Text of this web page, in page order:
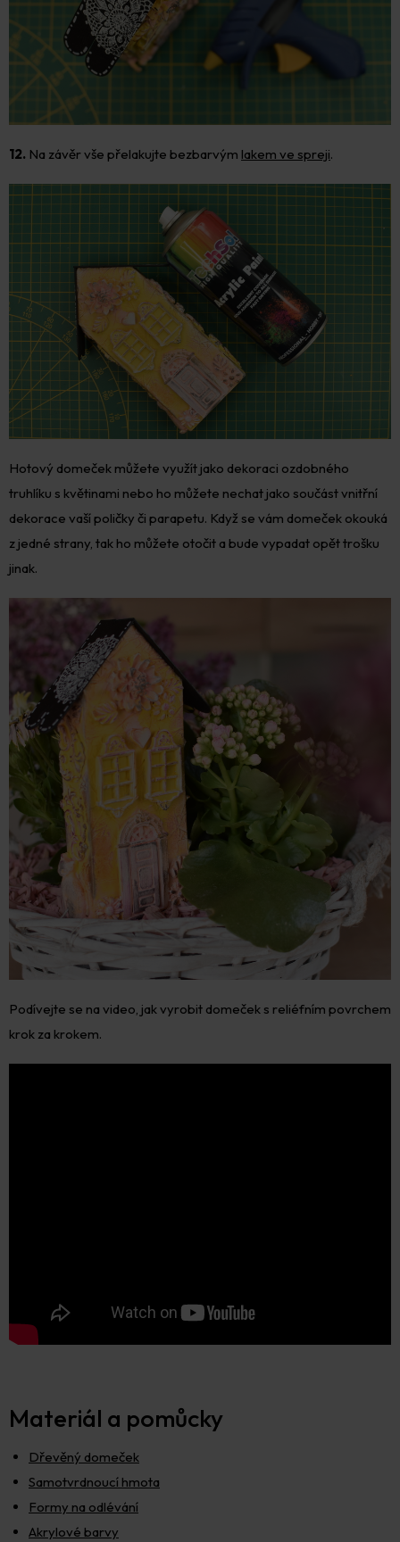
12. Na závěr vše přelakujte bezbarvým lakem ve spreji.
Hotový domeček můžete využít jako dekoraci ozdobného
truhlíku s květinami nebo ho můžete nechat jako součást vnitřní
dekorace vaší poličky či parapetu. Když se vám domeček okouká
z jedné strany, tak ho můžete otočit a bude vypadat opět trošku
jinak.
Podívejte se na video, jak vyrobit domeček s reliéfním povrchem
krok za krokem.
Materiál a pomůcky
Dřevěný domeček
Samotvrdnoucí hmota
Formy na odlévání
Akrylové barvy